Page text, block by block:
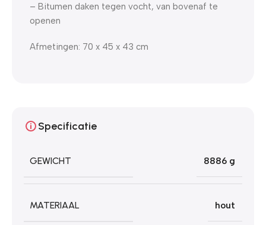
– Bitumen daken tegen vocht, van bovenaf te
openen
Afmetingen: 70 x 45 x 43 cm
Specificatie
GEWICHT 8886 g
MATERIAAL hout